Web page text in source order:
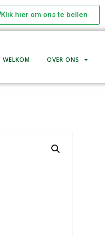
Klik hier om ons te bellen
WELKOM OVER ONS